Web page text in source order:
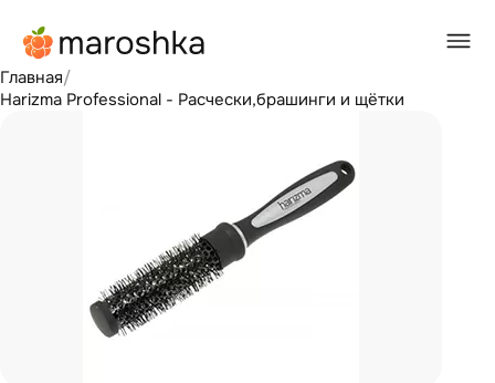
Главная/
Harizma Professional - Расчески,брашинги и щётки